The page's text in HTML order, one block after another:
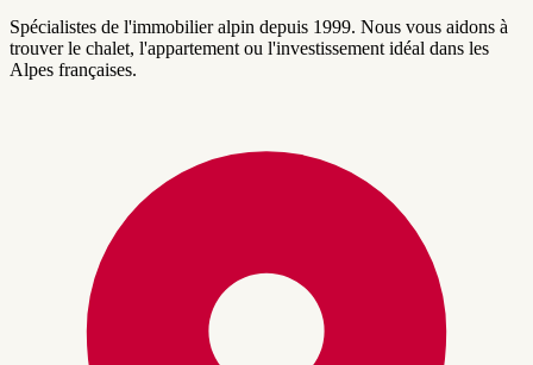
Spécialistes de l'immobilier alpin depuis 1999. Nous vous aidons à
trouver le chalet, l'appartement ou l'investissement idéal dans les
Alpes françaises.